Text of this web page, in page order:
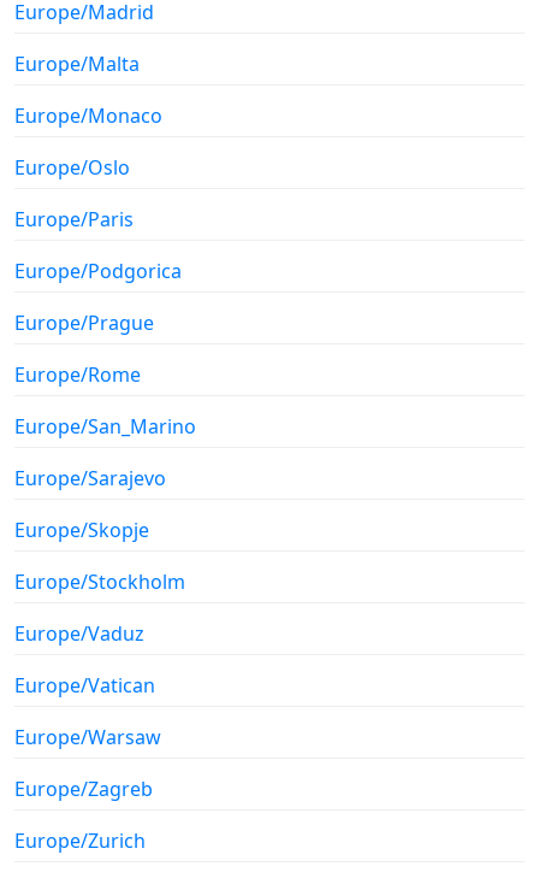
Europe/Madrid
Europe/Malta
Europe/Monaco
Europe/Oslo
Europe/Paris
Europe/Podgorica
Europe/Prague
Europe/Rome
Europe/San_Marino
Europe/Sarajevo
Europe/Skopje
Europe/Stockholm
Europe/Vaduz
Europe/Vatican
Europe/Warsaw
Europe/Zagreb
Europe/Zurich